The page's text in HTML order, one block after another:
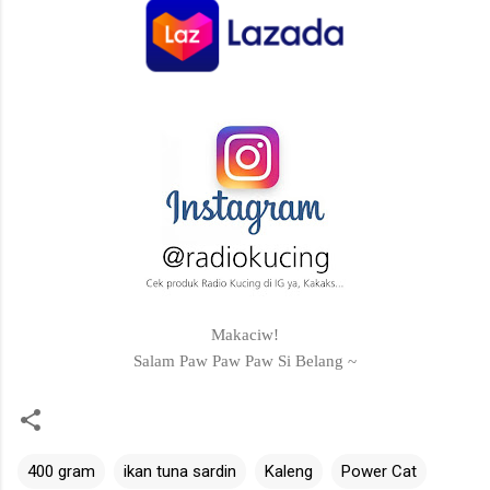
Makaciw!
Salam Paw Paw Paw Si Belang ~
400 gram ikan tuna sardin Kaleng Power Cat